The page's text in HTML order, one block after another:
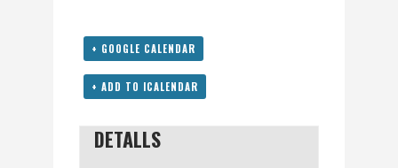
+ GOOGLE CALENDAR
+ ADD TO ICALENDAR
DETALLS